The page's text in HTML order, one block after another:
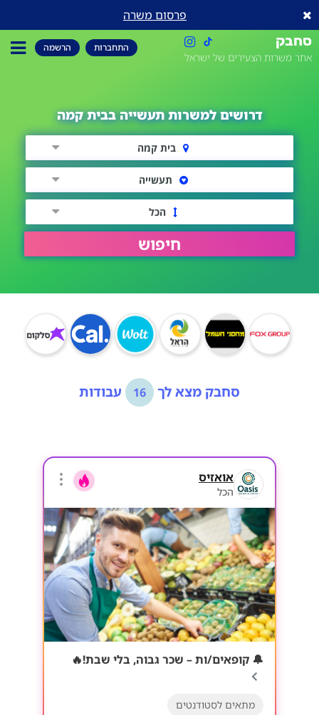
פרסום משרה
סחבק
אתר משרות הצעירים של ישראל
התחברות הרשמה
דרושים למשרות תעשייה בבית קמה
בית קמה
תעשייה
הכל
חיפוש
סחבק מצא לך 16 עבודות
אואזיס
הכל
🔔 קופאים/ות – שכר גבוה, בלי שבת!🔥
מתאים לסטודנטים